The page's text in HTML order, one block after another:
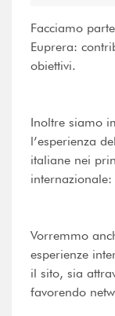
Facciamo
Euprera:
obiettivi.
Inoltre siamo
l’esperienza
italiane nei
Vorremmo
esperienze
il sito, sia
favorendo